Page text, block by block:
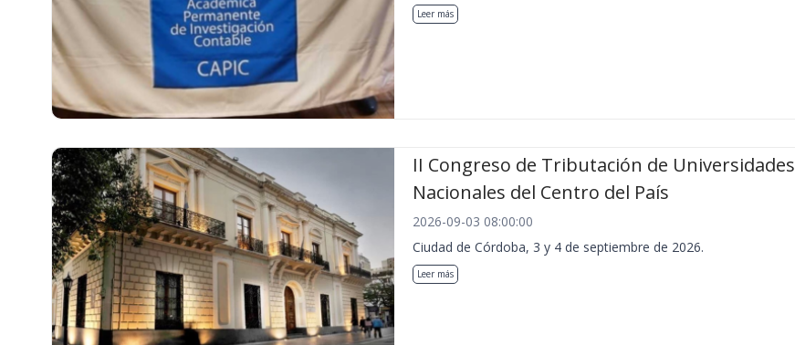
Leer más
II Congreso de Tributación de Universidades
Nacionales del Centro del País
2026-09-03 08:00:00
Ciudad de Córdoba, 3 y 4 de septiembre de 2026.
Leer más